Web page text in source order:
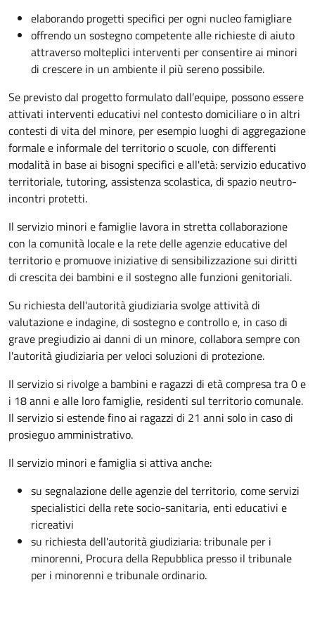
elaborando progetti specifici per ogni nucleo famigliare
offrendo un sostegno competente alle richieste di aiuto
attraverso molteplici interventi per consentire ai minori
di crescere in un ambiente il più sereno possibile.
Se previsto dal progettoformulato dall’equipe, possono essere
attivati interventi educativi nel contesto domiciliare o in altri
contesti di vita del minore, per esempio luoghi di aggregazione
formale e informale del territorio o scuole, con differenti
modalità in base ai bisogni specifici e all'età: servizio educativo
territoriale, tutoring, assistenza scolastica, di spazio neutro-
incontri protetti.
Il servizio minori e famiglie lavora in stretta collaborazione
con la comunità locale e la rete delle agenzie educative del
territorio e promuove iniziative di sensibilizzazione sui diritti
di crescita dei bambini e il sostegno alle funzioni genitoriali.
Su richiesta dell'autorità giudiziaria svolge attività di
valutazione e indagine, di sostegno e controllo e, in caso di
grave pregiudizio ai danni di un minore, collabora sempre con
l'autorità giudiziaria per veloci soluzioni di protezione.
Il servizio si rivolge a bambini e ragazzi di età compresa tra 0 e
i 18 anni e alle loro famiglie, residenti sul territorio comunale.
Il servizio si estende fino ai ragazzi di 21 anni solo in caso di
prosieguo amministrativo.
Il servizio minori e famiglia si attiva anche:
su segnalazione delle agenzie del territorio, come servizi
specialistici della rete socio-sanitaria, enti educativi e
ricreativi
su richiesta dell'autorità giudiziaria: tribunale per i
minorenni, Procura della Repubblica presso il tribunale
per i minorenni e tribunale ordinario.